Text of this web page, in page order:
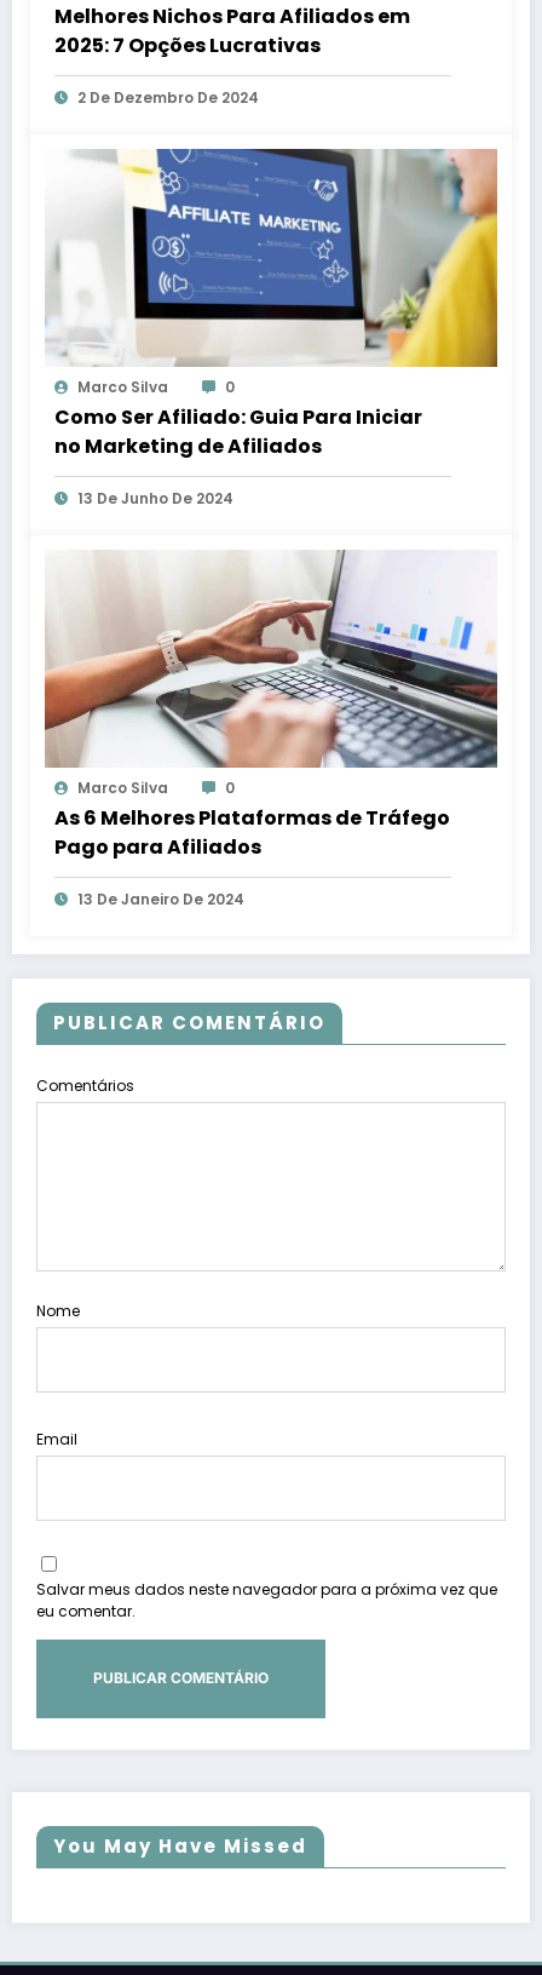
Melhores Nichos Para Afiliados em
2025: 7 Opções Lucrativas
2 De Dezembro De 2024
Marco Silva 0
Como Ser Afiliado: Guia Para Iniciar
no Marketing de Afiliados
13 De Junho De 2024
Marco Silva 0
As 6 Melhores Plataformas de Tráfego
Pago para Afiliados
13 De Janeiro De 2024
PUBLICAR COMENTÁRIO
Comentários
Nome
Email
Salvar meus dados neste navegador para a próxima vez que
eu comentar.
You May Have Missed